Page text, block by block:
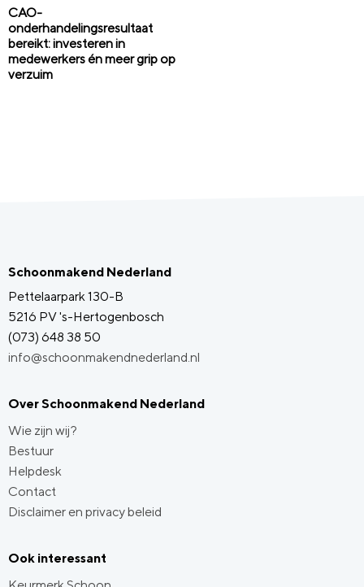
CAO-
onderhandelingsresultaat
bereikt: investeren in
medewerkers én meer grip op
verzuim
Schoonmakend Nederland
Pettelaarpark 130-B
5216 PV 's-Hertogenbosch
(073) 648 38 50
info@schoonmakendnederland.nl
Over Schoonmakend Nederland
Wie zijn wij?
Bestuur
Helpdesk
Contact
Disclaimer en privacy beleid
Ook interessant